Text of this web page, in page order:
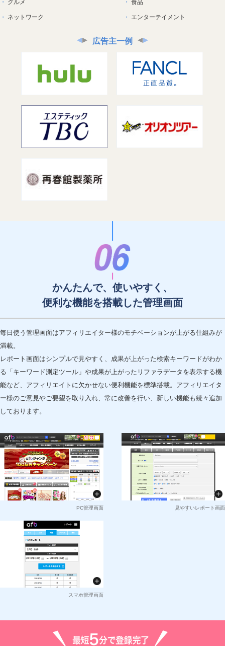
グルメ
ネットワーク
食品
エンターテイメント
広告主一例
かんたんで、使いやすく、
便利な機能を搭載した管理画面
毎日使う管理画面はアフィリエイター様のモチベーションが上がる仕組みが
満載。
レポート画面はシンプルで見やすく、成果が上がった検索キーワードがわか
る「キーワード測定ツール」や成果が上がったリファラデータを表示する機
能など、アフィリエイトに欠かせない便利機能を標準搭載。アフィリエイタ
ー様のご意見やご要望を取り入れ、常に改善を行い、新しい機能も続々追加
しております。
PC管理画面 見やすいレポート画面
スマホ管理画面